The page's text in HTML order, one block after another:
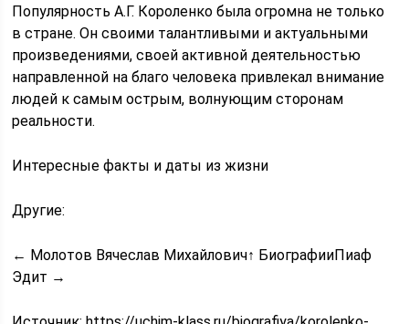
Популярность А.Г. Короленко была огромна не только
в стране. Он своими талантливыми и актуальными
произведениями, своей активной деятельностью
направленной на благо человека привлекал внимание
людей к самым острым, волнующим сторонам
реальности.
Интересные факты и даты из жизни
Другие:
← Молотов Вячеслав Михайлович↑ БиографииПиаф
Эдит →